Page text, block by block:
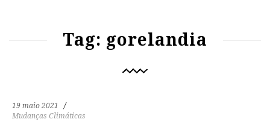
Tag: gorelandia
19 maio 2021
Mudanças Climáticas